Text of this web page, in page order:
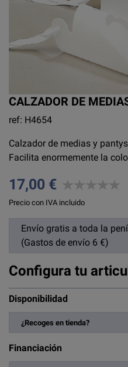
CALZADOR DE
ref: H4654
Calzador de medias y
Facilita enormemente la
17,00 €
Precio con IVA incluido
Envío gratis a toda la
(Gastos de envío 6 €)
Configura tu
Disponibilidad
¿Recoges en tienda?
Financiación